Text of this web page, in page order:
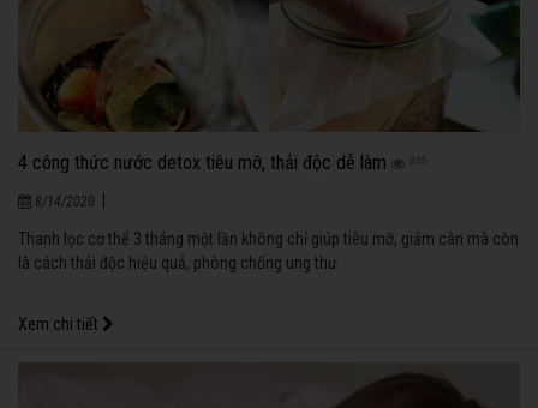
4 công thức nước detox tiêu mỡ, thải độc dễ làm 865
8/14/2020
Thanh lọc cơ thể 3 tháng một lần không chỉ giúp tiêu mỡ, giảm cân mà còn
là cách thải độc hiệu quả, phòng chống ung thư.
Xem chi tiết